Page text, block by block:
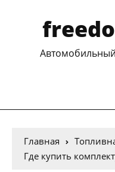
Главная
Где купить